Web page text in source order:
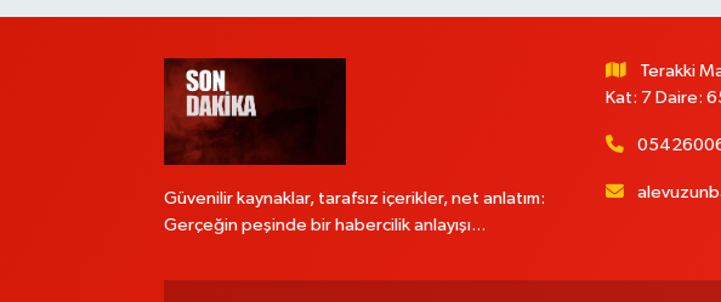
Güvenilir kaynaklar, tarafsız içerikler, net anlatım:
Gerçeğin peşinde bir habercilik anlayışı...
Terakki
Kat: 7 Daire: